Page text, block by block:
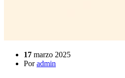
17 marzo 2025
Poradmin